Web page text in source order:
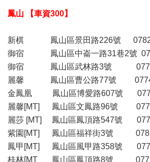
鳳山 【車資300】
新棋 鳳山區景田路226號
御宿 鳳山區中崙一路31巷2號
御宿 鳳山區武林路3號
麗馨 鳳山區曹公路77號
金鳳凰 鳳山區博愛路607號
麗馨[MT] 鳳山區文鳳路96號
麗莎 [MT] 鳳山區鳳頂路547號
紫園[MT] 鳳山區福祥街3號
鳳甲[MT] 鳳山區風甲路358號
桂林[MT 鳳山區鳳頂路8號